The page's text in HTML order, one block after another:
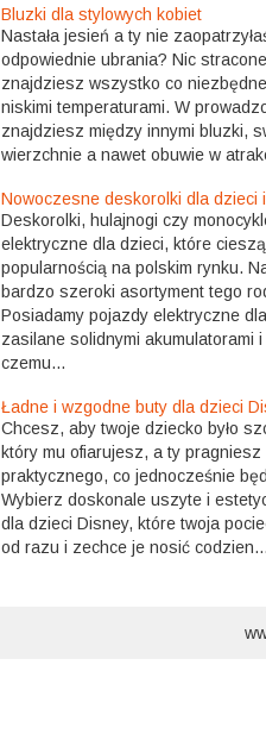
Bluzki dla stylowych kobiet
Nastała jesień a ty nie
odpowiednie ubrania? Nic
znajdziesz wszystko co
niskimi temperaturami. W
znajdziesz między innymi bluzki,
wierzchnie a nawet obuwie w
Nowoczesne deskorolki dla dzieci i
Deskorolki, hulajnogi czy
elektryczne dla dzieci, które
popularnością na polskim rynku.
bardzo szeroki asortyment tego
Posiadamy pojazdy elektryczne
zasilane solidnymi akumulatorami
czemu...
Ładne i wzgodne buty dla dzieci
Chcesz, aby twoje dziecko było
który mu ofiarujesz, a ty
praktycznego, co jednocześnie
Wybierz doskonale uszyte i
dla dzieci Disney, które twoja
od razu i zechce je nosić